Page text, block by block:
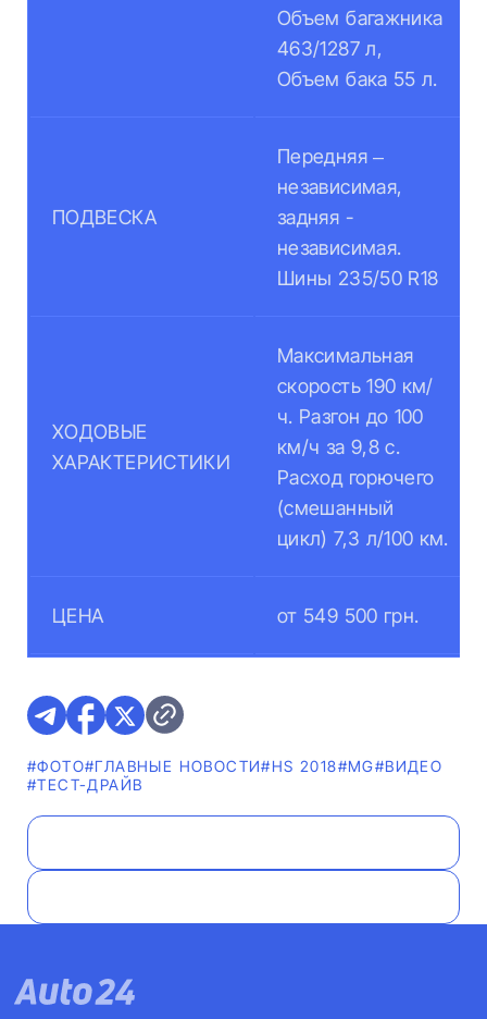
Объем багажника
463/1287 л,
Объем бака 55 л.
ПОДВЕСКА
Передняя –
независимая,
задняя -
независимая.
Шины 235/50 R18
ХОДОВЫЕ
ХАРАКТЕРИСТИКИ
Максимальная
скорость 190 км/
ч. Разгон до 100
км/ч за 9,8 с.
Расход горючего
(смешанный
цикл) 7,3 л/100 км.
ЦЕНА от 549 500 грн.
#ФОТО#ГЛАВНЫЕ НОВОСТИ#HS 2018#MG#ВИДЕО
#ТЕСТ-ДРАЙВ